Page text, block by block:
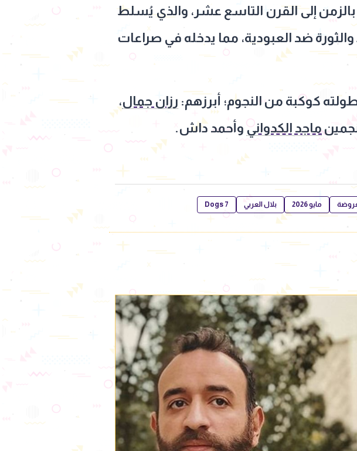
إلى القرن التاسع عشر، والذي يُسلط
ضد العبودية، مما يدخله في صراعات
كوكبة من النجوم؛ أبرزهم: رزان جمال،
ماجد الكدواني وأحمد داش.
مايو 2026 بلال العربي 7 Dogs